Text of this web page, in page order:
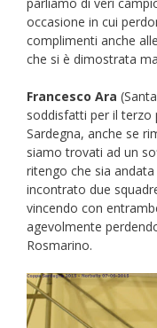
occasione in cui
complimenti anche
che si è dimostrata
Francesco Ara
soddisfatti per il terzo
Sardegna, anche se
siamo trovati ad un
ritengo che sia
incontrato due
vincendo con
agevolmente
Rosmarino.